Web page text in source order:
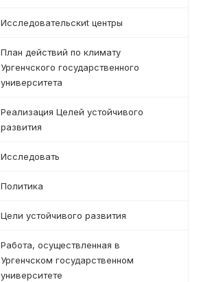
Исследовательскиt центры
План действий по климату
Ургенчского государственного
университета
Реализация Целей устойчивого
развития
Исследовать
Политика
Цели устойчивого развития
Работа, осуществленная в
Ургенчском государственном
университете